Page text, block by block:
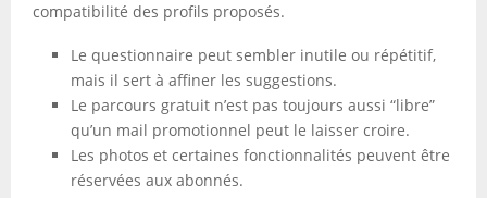
compatibilité des profils proposés.
Le questionnaire peut sembler inutile ou répétitif,
mais il sert à affiner les suggestions.
Le parcours gratuit n’est pas toujours aussi “libre”
qu’un mail promotionnel peut le laisser croire.
Les photos et certaines fonctionnalités peuvent être
réservées aux abonnés.